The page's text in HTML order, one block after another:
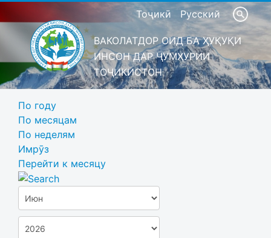
Тоҷикӣ Русский
ВАКОЛАТДОР ОИД БА ҲУҚУҚИ
ИНСОН ДАР ҶУМҲУРИИ
ТОҶИКИСТОН
По году
По месяцам
По неделям
Имрӯз
Перейти к месяцу